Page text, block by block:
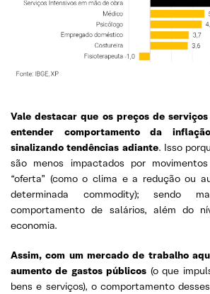
Vale destacar que os preços de
entender comportamento da
sinalizando tendências adiante. Isso
são menos impactados por
“oferta” (como o clima e a redução ou
determinada commodity); sendo
comportamento de salários, além do
economia.
Assim, com um mercado de trabalho
aumento de gastos públicos (o que
bens e serviços), o comportamento